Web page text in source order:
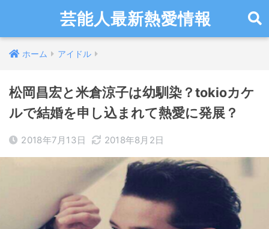
芸能人最新熱愛情報
ホーム アイドル
松岡昌宏と米倉涼子は幼馴染？tokioカケ
ルで結婚を申し込まれて熱愛に発展？
2018年7月13日 2018年8月2日